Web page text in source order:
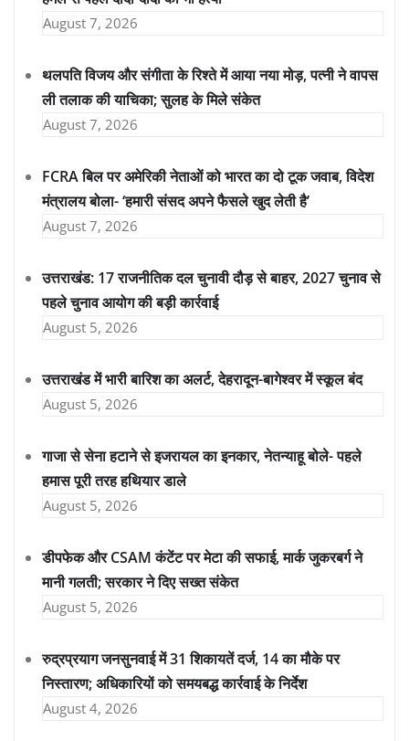
August 7, 2026
थलपति विजय और संगीता के रिश्ते में आया नया मोड़, पत्नी ने वापस
ली तलाक की याचिका; सुलह के मिले संकेत
August 7, 2026
FCRA बिल पर अमेरिकी नेताओं को भारत का दो टूक जवाब, विदेश
मंत्रालय बोला- ‘हमारी संसद अपने फैसले खुद लेती है’
August 7, 2026
उत्तराखंड: 17 राजनीतिक दल चुनावी दौड़ से बाहर, 2027 चुनाव से
पहले चुनाव आयोग की बड़ी कार्रवाई
August 5, 2026
उत्तराखंड में भारी बारिश का अलर्ट, देहरादून-बागेश्वर में स्कूल बंद
August 5, 2026
गाजा से सेना हटाने से इजरायल का इनकार, नेतन्याहू बोले- पहले
हमास पूरी तरह हथियार डाले
August 5, 2026
डीपफेक और CSAM कंटेंट पर मेटा की सफाई, मार्क जुकरबर्ग ने
मानी गलती; सरकार ने दिए सख्त संकेत
August 5, 2026
रुद्रप्रयाग जनसुनवाई में 31 शिकायतें दर्ज, 14 का मौके पर
निस्तारण; अधिकारियों को समयबद्ध कार्रवाई के निर्देश
August 4, 2026